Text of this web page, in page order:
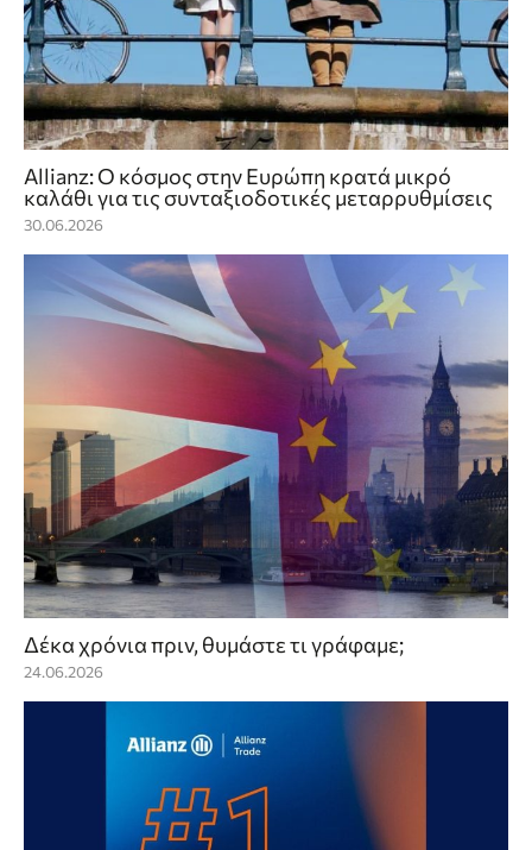
Allianz: Ο κόσμος στην Ευρώπη κρατά μικρό
καλάθι για τις συνταξιοδοτικές μεταρρυθμίσεις
30.06.2026
Δέκα χρόνια πριν, θυμάστε τι γράφαμε;
24.06.2026